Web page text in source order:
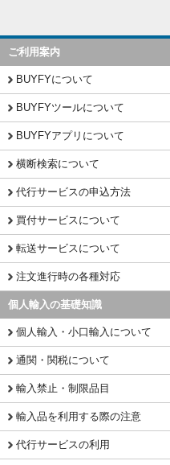
ご利用案内
BUYFYについて
BUYFYツールについて
BUYFYアプリについて
横断検索について
代行サービスの申込方法
買付サービスについて
転送サービスについて
注文進行時の各種対応
個人輸入の基礎知識
個人輸入・小口輸入について
通関・関税について
輸入禁止・制限品目
輸入品を利用する際の注意
代行サービスの利用